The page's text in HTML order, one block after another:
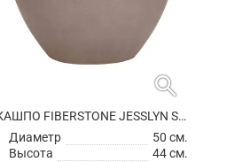
search
КАШПО FIBERSTONE JESSLYN S, TAUPE
Диаметр
50 см.
Высота
44 см.